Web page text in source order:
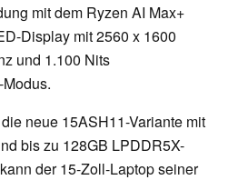
mit dem Ryzen AI Max+
Display mit 2560 x 1600
und 1.100 Nits
neue 15ASH11-Variante mit
bis zu 128GB LPDDR5X-
der 15-Zoll-Laptop seiner